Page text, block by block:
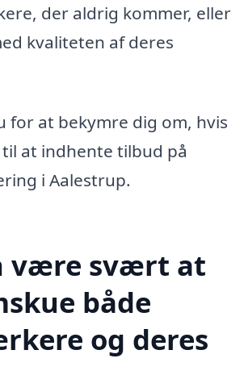
der aldrig kommer, eller
kvaliteten af deres
for at bekymre dig om, hvis
at indhente tilbud på
i Aalestrup.
være svært at
både
og deres